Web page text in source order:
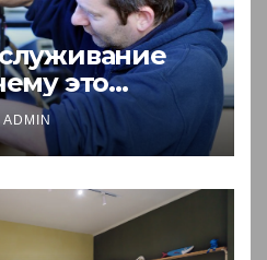
это
новой?
ADMIN